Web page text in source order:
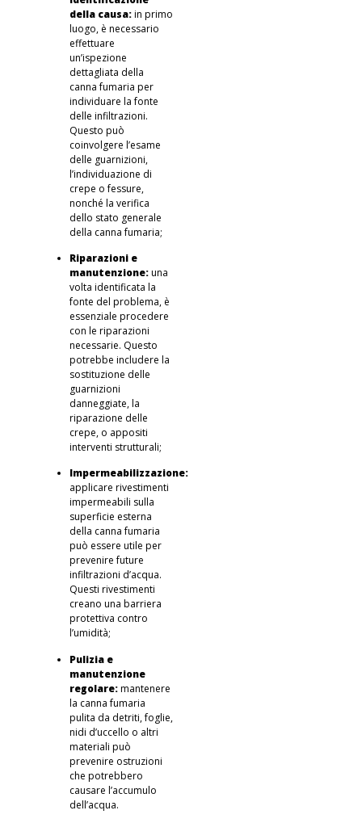
della causa:in primo
luogo, è necessario
effettuare
un’ispezione
dettagliata della
canna fumaria per
individuare la fonte
delle infiltrazioni.
Questo può
coinvolgere l’esame
delle guarnizioni,
l’individuazione di
crepe o fessure,
nonché la verifica
dello stato generale
della canna fumaria;
Riparazioni e
manutenzione:una
volta identificata la
fonte del problema, è
essenziale procedere
con le riparazioni
necessarie. Questo
potrebbe includere la
sostituzione delle
guarnizioni
danneggiate, la
riparazione delle
crepe, o appositi
interventi strutturali;
Impermeabilizzazione:
applicare rivestimenti
impermeabili sulla
superficie esterna
della canna fumaria
può essere utile per
prevenire future
infiltrazioni d’acqua.
Questi rivestimenti
creano una barriera
protettiva contro
l’umidità;
Pulizia e
manutenzione
regolare:mantenere
la canna fumaria
pulita da detriti, foglie,
nidi d’uccello o altri
materiali può
prevenire ostruzioni
che potrebbero
causare l’accumulo
dell’acqua.